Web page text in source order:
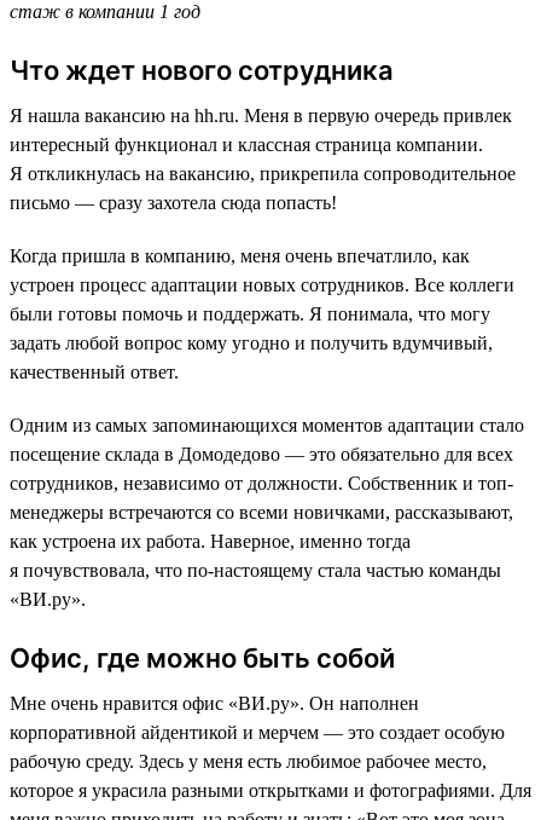
стаж в компании 1 год
Что ждет нового сотрудника
Я нашла вакансию на hh.ru. Меня в первую очередь привлек
интересный функционал и классная страница компании.
Я откликнулась на вакансию, прикрепила сопроводительное
письмо — сразу захотела сюда попасть!
Когда пришла в компанию, меня очень впечатлило, как
устроен процесс адаптации новых сотрудников. Все коллеги
были готовы помочь и поддержать. Я понимала, что могу
задать любой вопрос кому угодно и получить вдумчивый,
качественный ответ.
Одним из самых запоминающихся моментов адаптации стало
посещение склада в Домодедово — это обязательно для всех
сотрудников, независимо от должности. Собственник и топ-
менеджеры встречаются со всеми новичками, рассказывают,
как устроена их работа. Наверное, именно тогда
я почувствовала, что по-настоящему стала частью команды
«ВИ.ру».
Офис, где можно быть собой
Мне очень нравится офис «ВИ.ру». Он наполнен
корпоративной айдентикой и мерчем — это создает особую
рабочую среду. Здесь у меня есть любимое рабочее место,
которое я украсила разными открытками и фотографиями. Для